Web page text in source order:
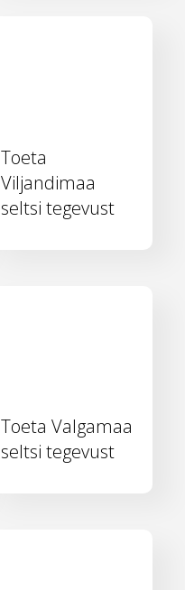
Toeta
Viljandimaa
seltsi tegevust
Toeta Valgamaa
seltsi tegevust